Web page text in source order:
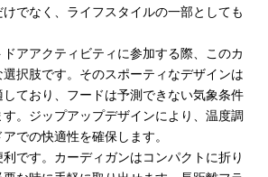
でなく、ライフスタイルの一部としても
アアクティビティに参加する際、このカ
択肢です。そのスポーティなデザインは
ており、フードは予測できない気象条件
。ジップアップデザインにより、温度調
での快適性を確保します。
です。カーディガンはコンパクトに折り